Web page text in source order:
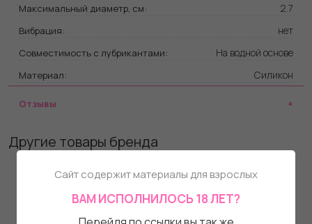
Максимальный диаметр, см: 2.7
Вибрация: нет
Совместимость с лубрикантами: На водной основе
Материал: Силикон
Отзывы
Другие товары бренда
Сайт содержит материалы для взрослых
ВАМ ИСПОЛНИЛОСЬ 18 ЛЕТ?